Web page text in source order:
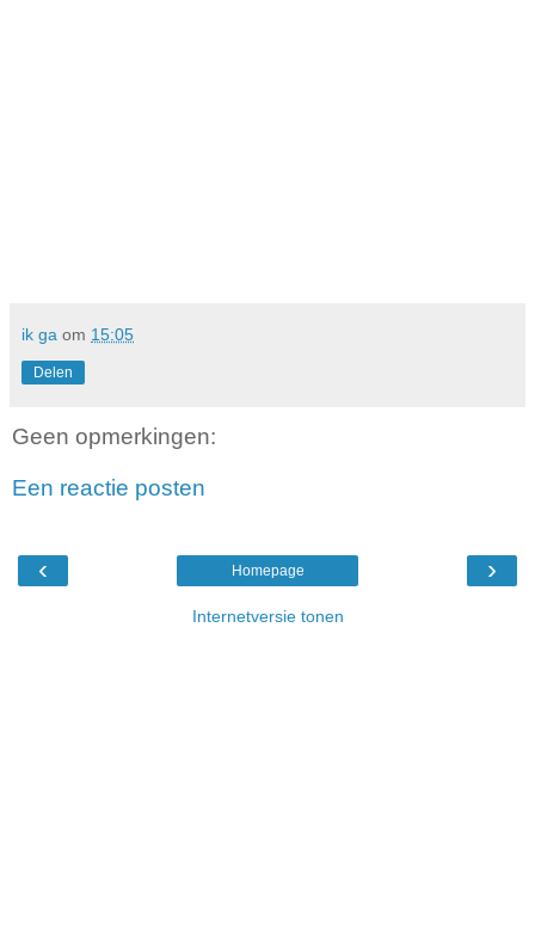
ik ga om 15:05
Delen
Geen opmerkingen:
Een reactie posten
‹ ›
Homepage
Internetversie tonen